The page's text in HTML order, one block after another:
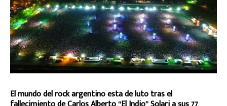
El mundo del rock argentino esta de luto tras el